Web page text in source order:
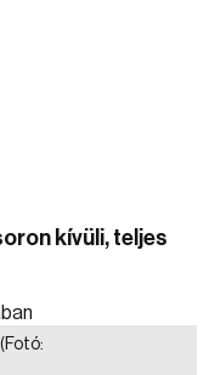
kívüli, teljes
(Fotó: